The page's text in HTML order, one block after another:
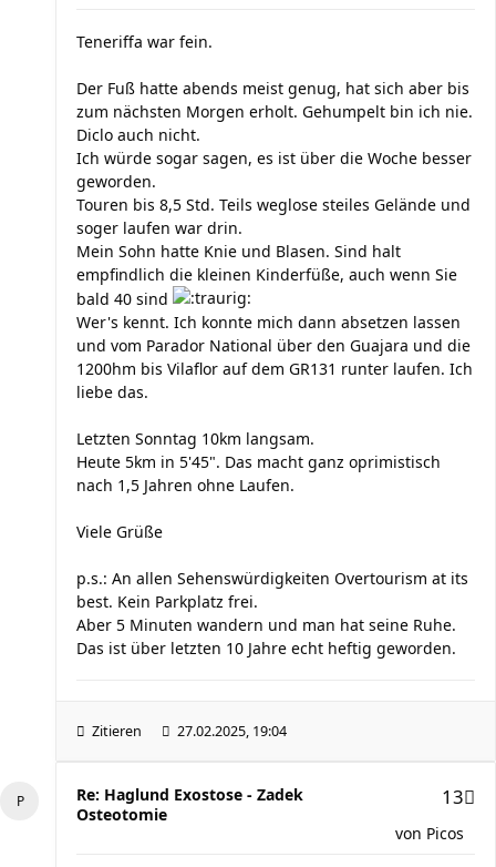
Teneriffa war fein.
Der Fuß hatte abends meist genug, hat sich aber bis
zum nächsten Morgen erholt. Gehumpelt bin ich nie.
Diclo auch nicht.
Ich würde sogar sagen, es ist über die Woche besser
geworden.
Touren bis 8,5 Std. Teils weglose steiles Gelände und
soger laufen war drin.
Mein Sohn hatte Knie und Blasen. Sind halt
empfindlich die kleinen Kinderfüße, auch wenn Sie
bald 40 sind
Wer's kennt. Ich konnte mich dann absetzen lassen
und vom Parador National über den Guajara und die
1200hm bis Vilaflor auf dem GR131 runter laufen. Ich
liebe das.
Letzten Sonntag 10km langsam.
Heute 5km in 5'45". Das macht ganz oprimistisch
nach 1,5 Jahren ohne Laufen.
Viele Grüße
p.s.: An allen Sehenswürdigkeiten Overtourism at its
best. Kein Parkplatz frei.
Aber 5 Minuten wandern und man hat seine Ruhe.
Das ist über letzten 10 Jahre echt heftig geworden.
Zitieren 27.02.2025, 19:04
Re: Haglund Exostose - Zadek
Osteotomie
13
von Picos